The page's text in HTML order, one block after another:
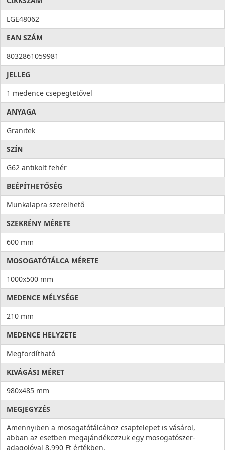
Higiénia: az anyag összetételéből adódóan meggátolja a
mikroorganizmusok kifejlődését, valamint elősegíti a
baktériumok eltávolítását, ezzel higiéniát és tisztaságot hoz a
konyhába. Az antibakteriális rendszert alkotó ezüst ionok
100%-os antibakteriális védelmet nyújtanak.
LGE48062
EAN SZÁM
8032861059981
JELLEG
1 medence csepegtetővel
ANYAGA
Granitek
SZÍN
G62 antikolt fehér
BEÉPÍTHETŐSÉG
Munkalapra szerelhető
SZEKRÉNY MÉRETE
600 mm
MOSOGATÓTÁLCA MÉRETE
1000x500 mm
MEDENCE MÉLYSÉGE
210 mm
MEDENCE HELYZETE
Megfordítható
KIVÁGÁSI MÉRET
980x485 mm
MEGJEGYZÉS
Amennyiben a mosogatótálcához csaptelepet is vásárol,
abban az esetben megajándékozzuk egy mosogatószer-
adagolóval 8.990 Ft értékben.